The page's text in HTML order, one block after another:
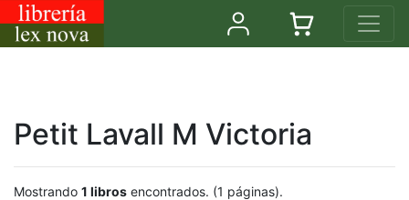
Petit Lavall M Victoria
Mostrando 1 libros encontrados. (1 páginas).